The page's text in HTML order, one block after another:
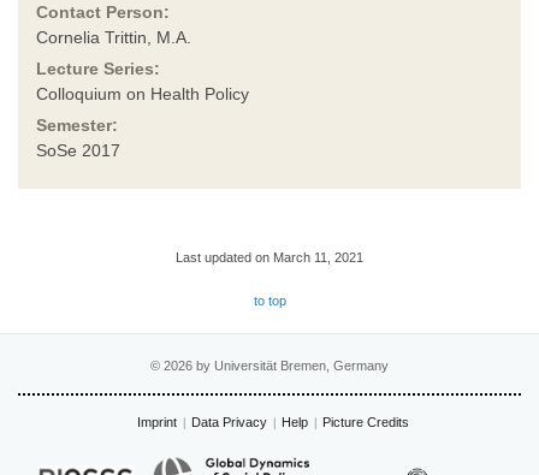
Contact Person:
Cornelia Trittin, M.A.
Lecture Series:
Colloquium on Health Policy
Semester:
SoSe 2017
Last updated on March 11, 2021
to top
© 2026 by Universität Bremen, Germany
Imprint Data Privacy Help Picture Credits